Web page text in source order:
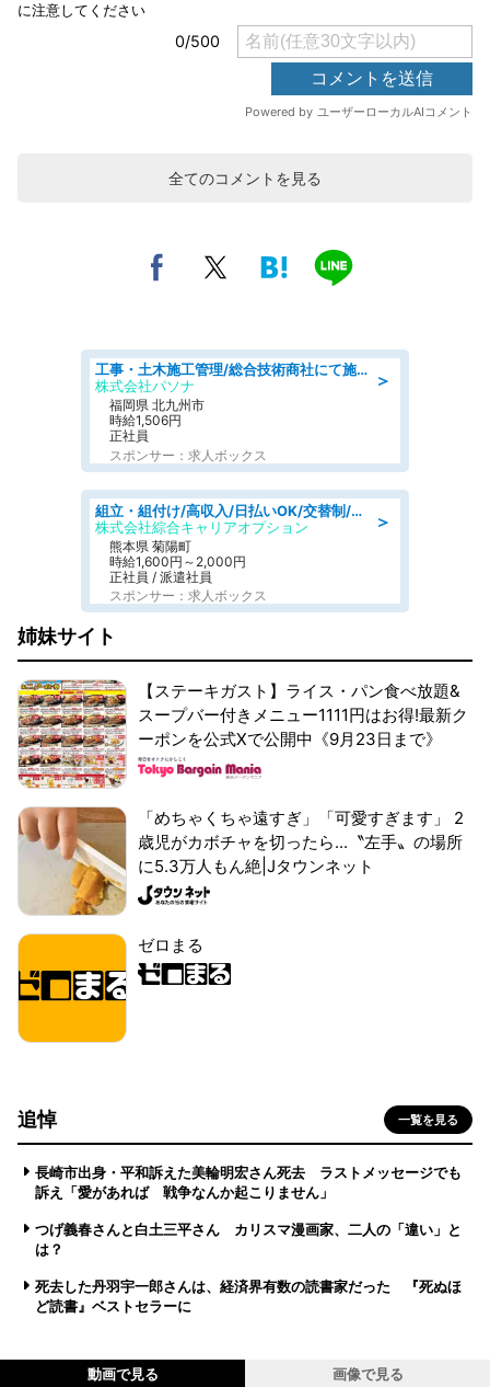
全てのコメントを見る
＞
工事・土木施工管理/総合技術商社にて施工管理のお仕事/即日勤務可/車通勤可/工事・土木施工管理/生産・品質管理
株式会社パソナ
福岡県 北九州市
時給1,506円
正社員
スポンサー：求人ボックス
＞
組立・組付け/高収入/日払いOK/交替制/20・30・40代活躍中/製造 工場
株式会社綜合キャリアオプション
熊本県 菊陽町
時給1,600円～2,000円
正社員 / 派遣社員
スポンサー：求人ボックス
姉妹サイト
【ステーキガスト】ライス・パン食べ放題&
スープバー付きメニュー1111円はお得!最新ク
ーポンを公式Xで公開中《9月23日まで》
「めちゃくちゃ遠すぎ」「可愛すぎます」 2
歳児がカボチャを切ったら...〝左手〟の場所
に5.3万人もん絶|Jタウンネット
ゼロまる
追悼 一覧を見る
長崎市出身・平和訴えた美輪明宏さん死去 ラストメッセージでも
訴え「愛があれば 戦争なんか起こりません」
つげ義春さんと白土三平さん カリスマ漫画家、二人の「違い」と
は？
死去した丹羽宇一郎さんは、経済界有数の読書家だった 『死ぬほ
ど読書』ベストセラーに
動画で見る 画像で見る